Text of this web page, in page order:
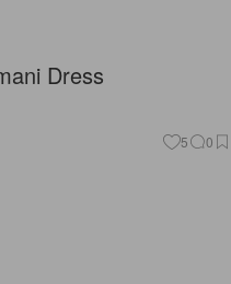
Dress
5 0